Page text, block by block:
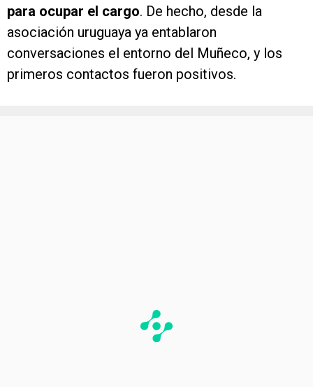
para ocupar el cargo. De hecho, desde la
asociación uruguaya ya entablaron
conversaciones el entorno del Muñeco, y los
primeros contactos fueron positivos.